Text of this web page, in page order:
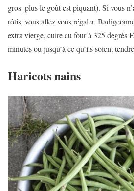
gros, plus le goût est piquant). Si vous
rôtis, vous allez vous régaler.
extra vierge, cuire au four à 325 degrés
minutes ou jusqu’à ce qu’ils soient
Haricots nains